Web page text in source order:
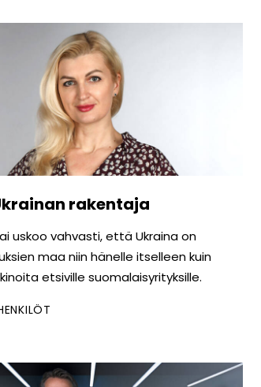
rakentaja
uskoo vahvasti, että Ukraina on
maa niin hänelle itselleen kuin
etsiville suomalaisyrityksille.